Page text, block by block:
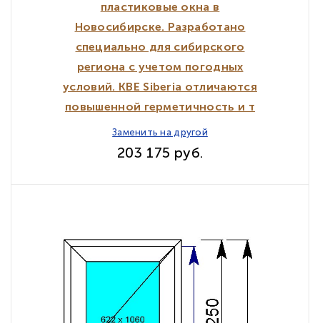
пластиковые окна в
Новосибирске. Разработано
специально для сибирского
региона с учетом погодных
условий. KBE Siberia отличаются
повышенной герметичность и т
Заменить на другой
203 175 руб.